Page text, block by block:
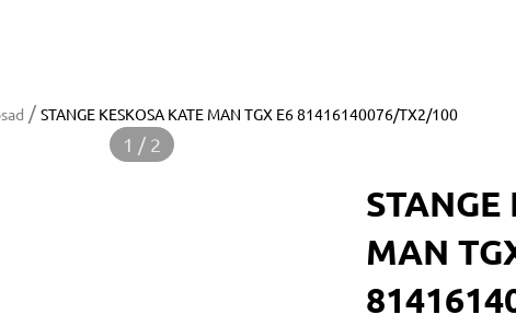
/ STANGE KESKOSA KATE MAN TGX E6 81416140076/TX2/100
1 / 2
STANGE
MAN